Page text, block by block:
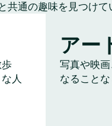
共通の趣味を見つけ
人
アー
写真や映
なること